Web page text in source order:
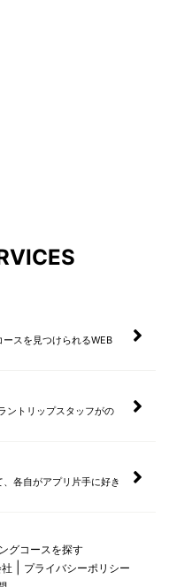
スを見つけられるWEB
ントリップスタッフがの
各自がアプリ片手に好き
グコースを探す
プライバシーポリシー